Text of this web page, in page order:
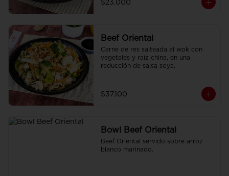
$23.000
Beef Oriental
Carne de res salteada al wok con
vegetales y raíz china, en una
reducción de salsa soya.
$37.100
Bowl Beef Oriental
Beef Oriental servido sobre arroz
blanco marinado.